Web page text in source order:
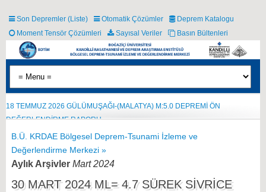
Son Depremler (Liste) Otomatik Çözümler
Deprem Katalogu
Moment Tensör Çözümleri
Sayısal Veriler Basın Bültenleri
18 TEMMUZ 2026 GÜLÜMUŞAĞI-(MALATYA) M:5.0 DEPREMİ ÖN
DEĞERLENDİRME RAPORU
13 HAZİRAN 2026 KUZOLUK-NURDAĞI (GAZİANTEP) M:4.5 DEPREMİ ÖN
DEĞERLENDİRME RAPORU
B.Ü. KRDAE Bölgesel Deprem-Tsunami İzleme ve
Değerlendirme Merkezi »
Aylık Arşivler Mart 2024
30 MART 2024 ML= 4.7 SÜREK SİVRİCE